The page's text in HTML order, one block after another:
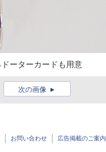
ーターカードも用意
次の画像
お問い合わせ 広告掲載のご案内